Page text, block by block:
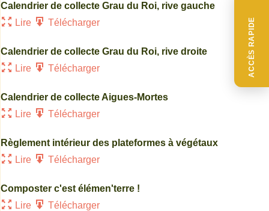
ACCÈS RAPIDE
Calendrier de collecte Grau du Roi, rive gauche
Lire
Télécharger
Calendrier de collecte Grau du Roi, rive droite
Lire
Télécharger
Calendrier de collecte Aigues-Mortes
Lire
Télécharger
Règlement intérieur des plateformes à végétaux
Lire
Télécharger
Composter c'est élémen'terre !
Lire
Télécharger